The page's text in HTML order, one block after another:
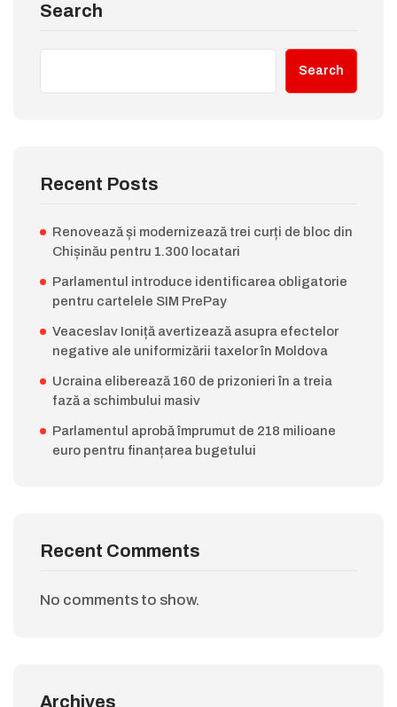
Search
Search
Recent Posts
Renovează și modernizează trei curți de bloc din
Chișinău pentru 1.300 locatari
Parlamentul introduce identificarea obligatorie
pentru cartelele SIM PrePay
Veaceslav Ioniță avertizează asupra efectelor
negative ale uniformizării taxelor în Moldova
Ucraina eliberează 160 de prizonieri în a treia
fază a schimbului masiv
Parlamentul aprobă împrumut de 218 milioane
euro pentru finanțarea bugetului
Recent Comments
No comments to show.
Archives